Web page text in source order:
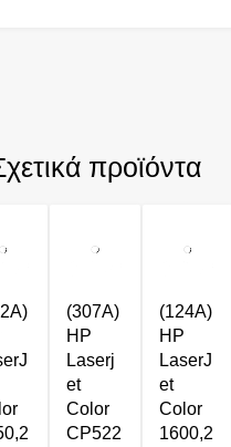
προϊόντα
(307A)
HP
Laserj
et
Color
CP522
(124A)
HP
LaserJ
et
Color
1600,2